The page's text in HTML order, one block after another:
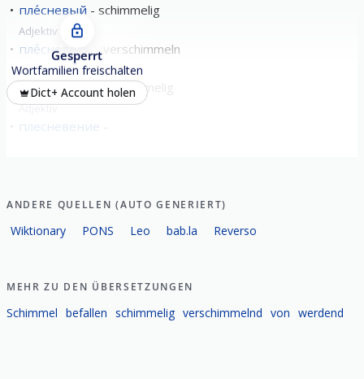
пле́сневый schimmelig
Adjektiv
пле́сневеть verschimmeln
Verb unvollendet
пле́сневелый schimmelig
Adjektiv
плесневение
Gesperrt
Wortfamilien freischalten
Dict+ Account holen
ANDERE QUELLEN (AUTO GENERIERT)
Wiktionary PONS Leo bab.la Reverso
MEHR ZU DEN ÜBERSETZUNGEN
Schimmel befallen schimmelig verschimmelnd von werdend